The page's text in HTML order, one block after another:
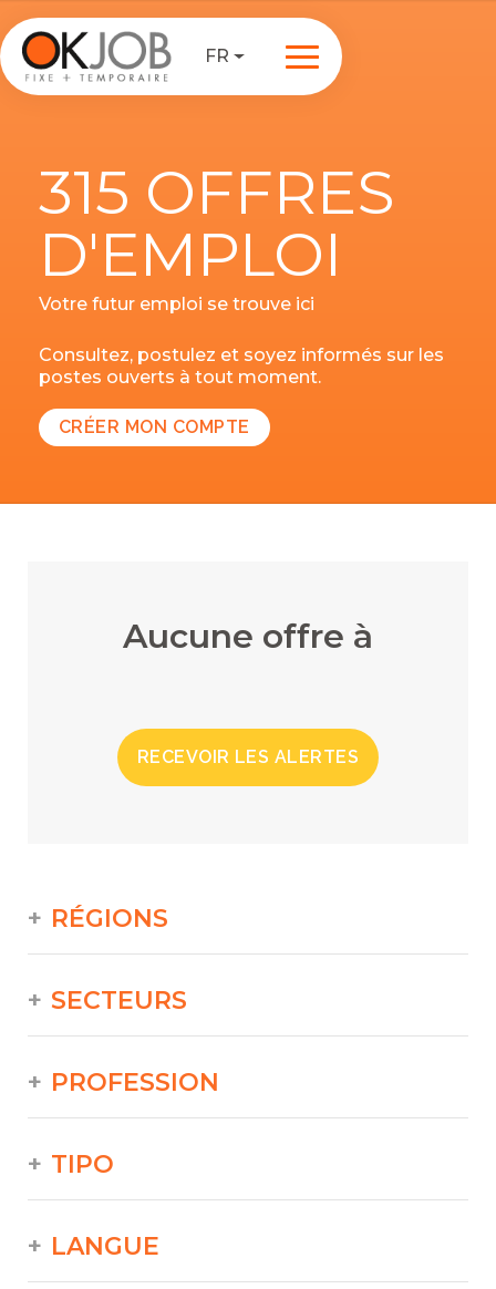
FR
315 OFFRES
D'EMPLOI
Votre futur emploi se trouve ici
Consultez, postulez et soyez informés sur les
postes ouverts à tout moment.
CRÉER MON COMPTE
Aucune offre à
RECEVOIR LES ALERTES
RÉGIONS
SECTEURS
PROFESSION
TIPO
LANGUE